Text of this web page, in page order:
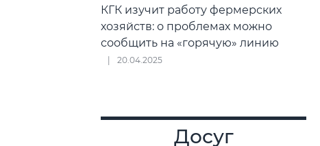
КГК изучит работу фермерских
хозяйств: о проблемах можно
сообщить на «горячую» линию
20.04.2025
Досуг